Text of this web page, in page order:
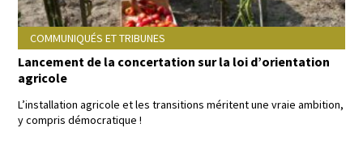
COMMUNIQUÉS ET TRIBUNES
Lancement de la concertation sur la loi d’orientation
agricole
L’installation agri­cole et les tran­si­tions méri­tent une vraie ambi­tion,
y com­pris démocratique !